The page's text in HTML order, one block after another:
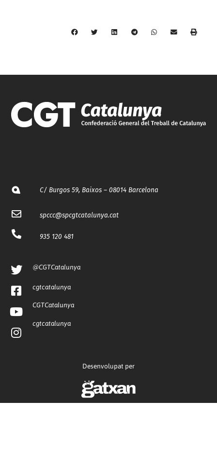
C/ Burgos 59, Baixos – 08014 Barcelona
spccc@spcgtcatalunya.cat
935 120 481
@CGTCatalunya
cgtcatalunya
CGTCatalunya
cgtcatalunya
Desenvolupat per